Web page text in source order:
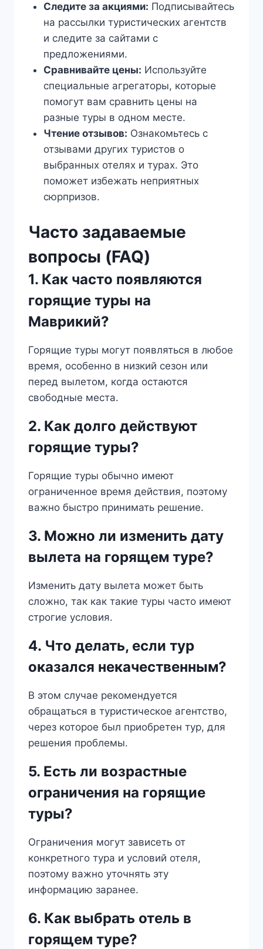
Следите за акциями: Подписывайтесь
на рассылки туристических агентств
и следите за сайтами с
предложениями.
Сравнивайте цены: Используйте
специальные агрегаторы, которые
помогут вам сравнить цены на
разные туры в одном месте.
Чтение отзывов: Ознакомьтесь с
отзывами других туристов о
выбранных отелях и турах. Это
поможет избежать неприятных
сюрпризов.
Часто задаваемые
вопросы (FAQ)
1. Как часто появляются
горящие туры на
Маврикий?
Горящие туры могут появляться в любое
время, особенно в низкий сезон или
перед вылетом, когда остаются
свободные места.
2. Как долго действуют
горящие туры?
Горящие туры обычно имеют
ограниченное время действия, поэтому
важно быстро принимать решение.
3. Можно ли изменить дату
вылета на горящем туре?
Изменить дату вылета может быть
сложно, так как такие туры часто имеют
строгие условия.
4. Что делать, если тур
оказался некачественным?
В этом случае рекомендуется
обращаться в туристическое агентство,
через которое был приобретен тур, для
решения проблемы.
5. Есть ли возрастные
ограничения на горящие
туры?
Ограничения могут зависеть от
конкретного тура и условий отеля,
поэтому важно уточнять эту
информацию заранее.
6. Как выбрать отель в
горящем туре?